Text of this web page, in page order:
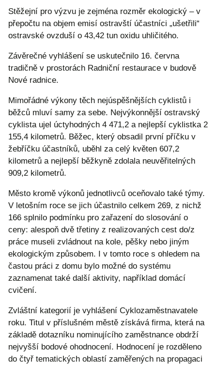
Stěžejní pro výzvu je zejména rozměr ekologický – v
přepočtu na objem emisí ostravští účastníci „ušetřili“
ostravské ovzduší o 43,42 tun oxidu uhličitého.
Závěrečné vyhlášení se uskutečnilo 16. června
tradičně v prostorách Radniční restaurace v budově
Nové radnice.
Mimořádné výkony těch nejúspěšnějších cyklistů i
běžců mluví samy za sebe. Nejvýkonnější ostravský
cyklista ujel úctyhodných 4 471,2 a nejlepší cyklistka 2
155,4 kilometrů. Běžec, který obsadil první příčku v
žebříčku účastníků, uběhl za celý květen 607,2
kilometrů a nejlepší běžkyně zdolala neuvěřitelných
909,2 kilometrů.
Město kromě výkonů jednotlivců oceňovalo také týmy.
V letošním roce se jich účastnilo celkem 269, z nichž
166 splnilo podmínku pro zařazení do slosování o
ceny: alespoň dvě třetiny z realizovaných cest do/z
práce museli zvládnout na kole, pěšky nebo jiným
ekologickým způsobem. I v tomto roce s ohledem na
častou práci z domu bylo možné do systému
zaznamenat také další aktivity, například domácí
cvičení.
Zvláštní kategorií je vyhlášení Cyklozaměstnavatele
roku. Titul v příslušném městě získává firma, která na
základě dotazníku nominujícího zaměstnance obdrží
nejvyšší bodové ohodnocení. Hodnocení je rozděleno
do čtyř tematických oblastí zaměřených na propagaci